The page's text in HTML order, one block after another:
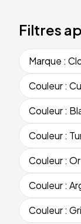
Filtres
Marque :
Couleur:
Couleur:
Couleur:
Couleur: Or
Couleur:
Couleur: